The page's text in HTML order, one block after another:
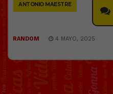
ANTONIO MAESTRE
RANDOM 4 MAYO, 2025